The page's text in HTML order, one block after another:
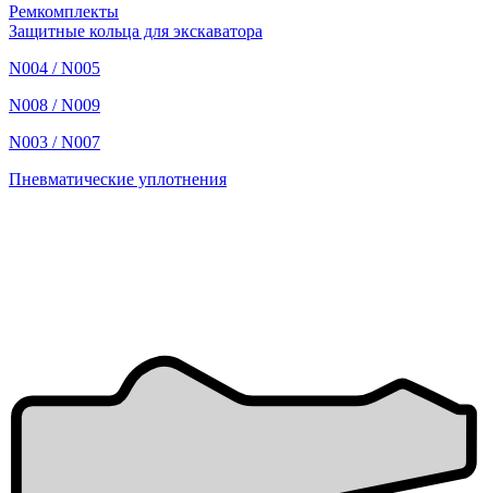
Ремкомплекты
Защитные кольца для экскаватора
N004 / N005
N008 / N009
N003 / N007
Пневматические уплотнения